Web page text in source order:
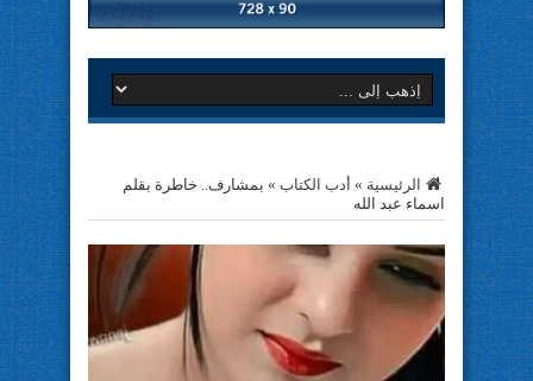
الرئيسية » أدب الكتاب » بمشارف.. خاطرة بقلم
اسماء عبد الله